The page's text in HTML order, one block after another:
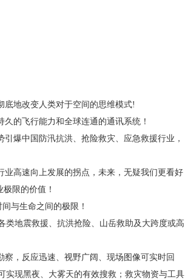
地改变人类对于空间的思维模式!
的飞行能力和全球连通的通讯系统！
爆中国防汛抗洪、抢险救灾、应急救援行业，
高速向上发展的拐点，未来，无疑我们更看好
限的价值！
与生命之间的极限！
地震救援、抗洪抢险、山岳救助及大跨度或高
，反应迅速、视野广阔、现场图像可实时回
实现黑夜、大雾天的有效搜救；救灾物资与工具